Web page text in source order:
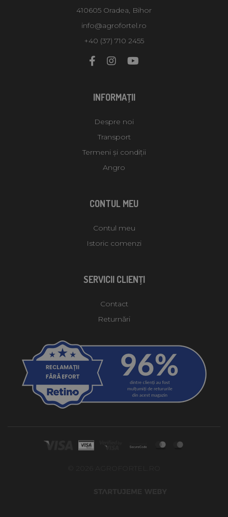
410605 Oradea, Bihor
info@agrofortel.ro
+40 (37) 710 2455
INFORMAŢII
Despre noi
Transport
Termeni și condiții
Angro
CONTUL MEU
Contul meu
Istoric comenzi
SERVICII CLIENŢI
Contact
Returnări